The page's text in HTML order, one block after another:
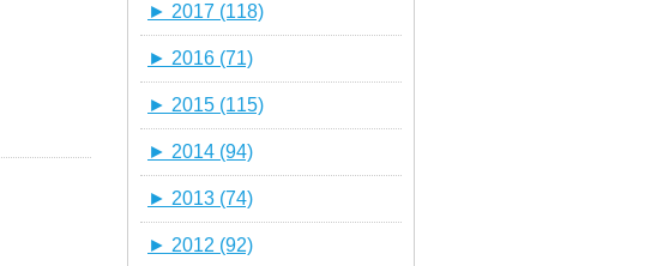
► 2017 (118)
► 2016 (71)
► 2015 (115)
► 2014 (94)
► 2013 (74)
► 2012 (92)